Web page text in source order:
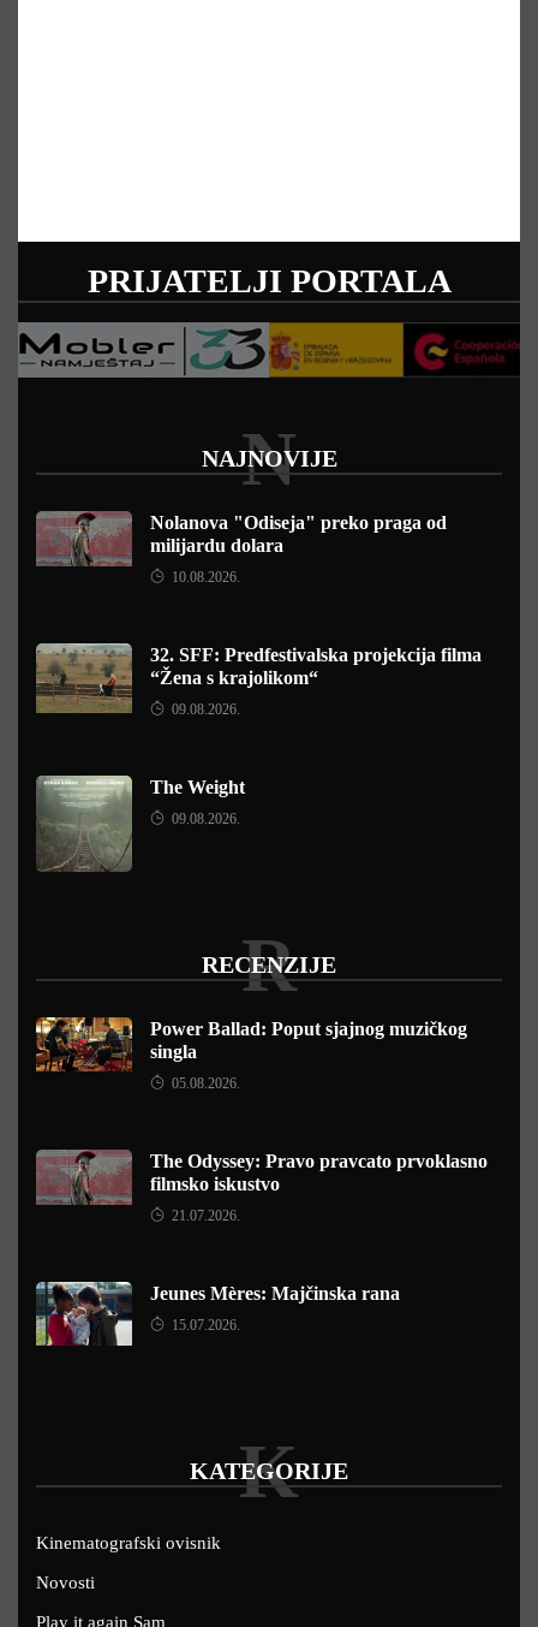
PRIJATELJI PORTALA
NAJNOVIJE
N
Nolanova "Odiseja" preko praga od
milijardu dolara
10.08.2026.
32. SFF: Predfestivalska projekcija filma
“Žena s krajolikom“
09.08.2026.
The Weight
09.08.2026.
RECENZIJE
R
Power Ballad: Poput sjajnog muzičkog
singla
05.08.2026.
The Odyssey: Pravo pravcato prvoklasno
filmsko iskustvo
21.07.2026.
Jeunes Mères: Majčinska rana
15.07.2026.
KATEGORIJE
K
Kinematografski ovisnik
Novosti
Play it again Sam